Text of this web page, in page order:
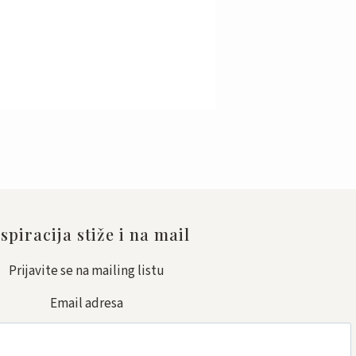
stiže i na mail
Prijavite se na mailing listu
Email adresa